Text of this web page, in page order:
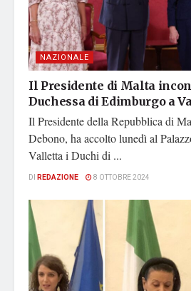
NAZIONALE
Il Presidente di Malta
Duchessa di Edimburgo a
Il Presidente della Repubblica di
Debono, ha accolto lunedì al
Valletta i Duchi di ...
DI REDAZIONE 8 OTTOBRE 2024